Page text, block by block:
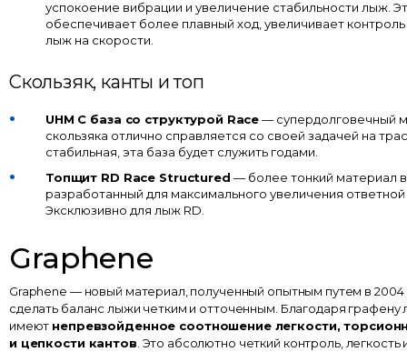
успокоение вибрации и увеличение стабильности лыж.
обеспечивает более плавный ход, увеличивает контроль
лыж на скорости.
Скользяк, канты и топ
UHM C база со структурой Race— супердолговечный
скользяка отлично справляется со своей задачей на
стабильная, эта база будет служить годами.
Топщит RD Race Structured — более тонкий материал
разработанный для максимального увеличения
Эксклюзивно для лыж RD.
Graphene
Graphene — новый материал, полученный опытным путем в 2004
сделать баланс лыжи четким и отточенным. Благодаря графену
имеют непревзойденное соотношение легкости,
и цепкости кантов . Это абсолютно четкий контроль,